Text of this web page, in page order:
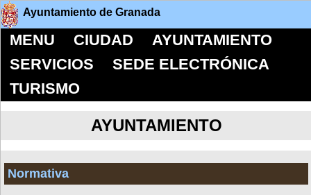
Ayuntamiento de Granada
MENU CIUDAD
AYUNTAMIENTO
SERVICIOS
SEDE ELECTRÓNICA
TURISMO
AYUNTAMIENTO
Normativa